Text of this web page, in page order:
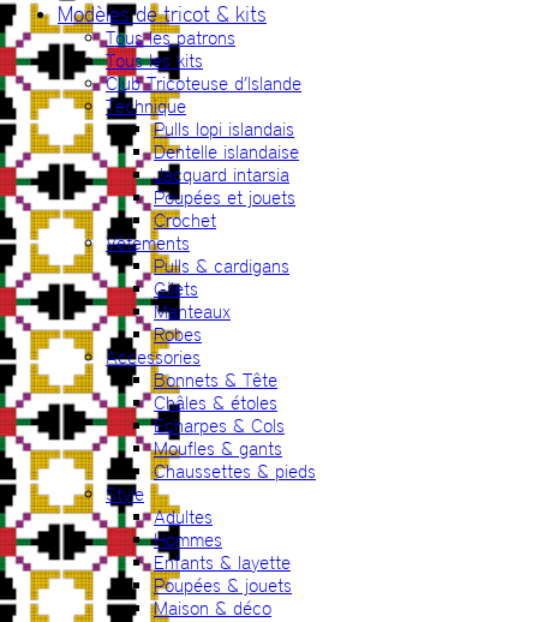
Modèles de tricot & kits
Tous les patrons
Tous les kits
Club Tricoteuse d’Islande
Technique
Pulls lopi islandais
Dentelle islandaise
Jacquard intarsia
Poupées et jouets
Crochet
Vêtements
Pulls & cardigans
Gilets
Manteaux
Robes
Accessories
Bonnets & Tête
Châles & étoles
Echarpes & Cols
Moufles & gants
Chaussettes & pieds
Style
Adultes
Hommes
Enfants & layette
Poupées & jouets
Maison & déco